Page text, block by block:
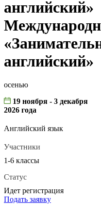
английский»
осенью
19 ноября - 3 декабря
2026 года
Английский язык
Участники
1-6 классы
Статус
Идет регистрация
Подать заявку